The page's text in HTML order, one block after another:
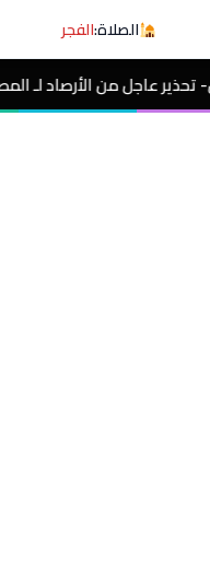
الصلاة:الفجر
على شوطئ 8 مدن